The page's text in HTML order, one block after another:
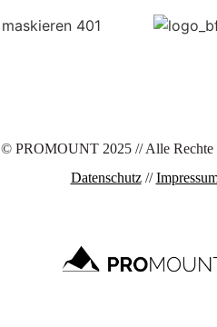
© PROMOUNT 2025 // Alle Rechte
Datenschutz//